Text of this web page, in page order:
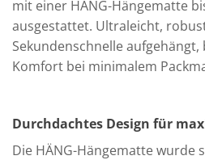
mit einer HÄNG-Hängematte
ausgestattet. Ultraleicht,
Sekundenschnelle
Komfort bei minimalem
Durchdachtes Design für
Die HÄNG-Hängematte wurde